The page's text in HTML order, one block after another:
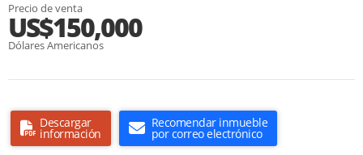
Precio de venta
US$150,000
Dólares Americanos
Descargar
información
Recomendar inmueble
por correo electrónico